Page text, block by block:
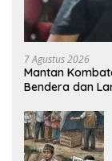
7 Agustus 2026
Mantan
Bendera dan